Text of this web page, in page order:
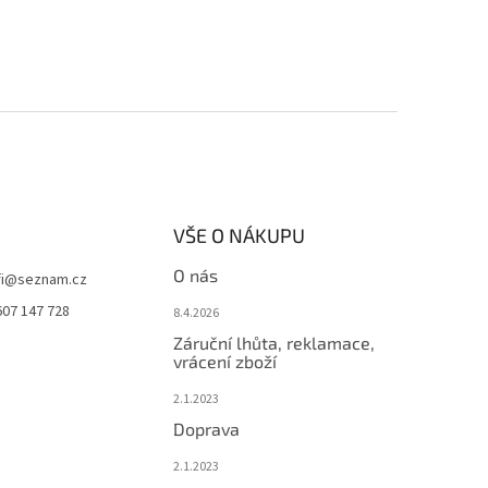
@seznam.cz
147 728
VŠE O NÁKUPU
O nás
8.4.2026
Záruční lhůta, reklamace,
vrácení zboží
2.1.2023
Doprava
2.1.2023